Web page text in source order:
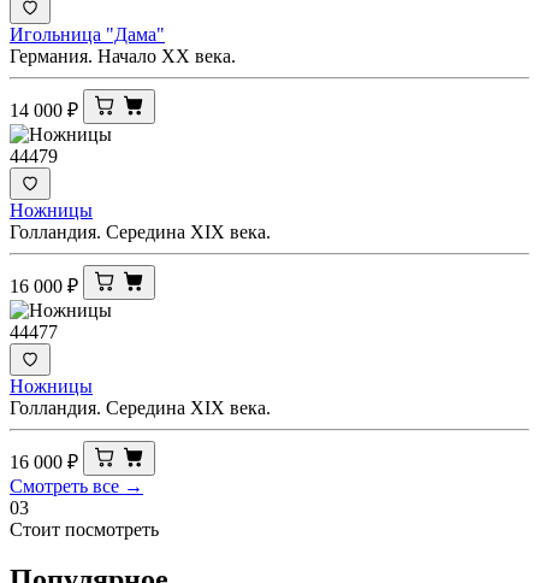
Игольница "Дама"
Германия. Начало XX века.
14 000 ₽
44479
Ножницы
Голландия. Середина XIX века.
16 000 ₽
44477
Ножницы
Голландия. Середина XIX века.
16 000 ₽
Смотреть все →
03
Стоит посмотреть